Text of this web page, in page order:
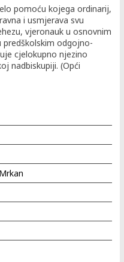
pomoću kojega ordinarij,
i usmjerava svu
vjeronauk u osnovnim
odgojno-
cjelokupno njezino
nadbiskupiji. (Opći